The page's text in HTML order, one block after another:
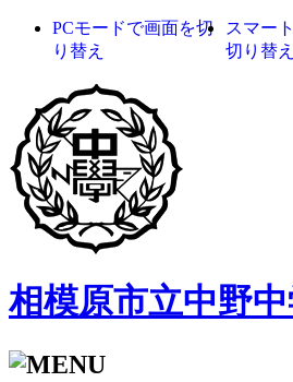
PCモードで画面を切
り替え
スマー
切り替え
相模原市立中野